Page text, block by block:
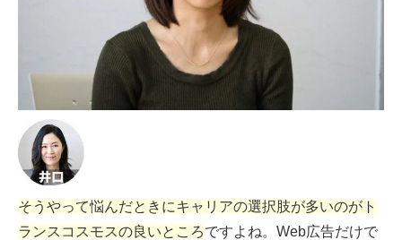
そうやって悩んだときにキャリアの選択肢が多いのがト
ランスコスモスの良いところですよね。Web広告だけで